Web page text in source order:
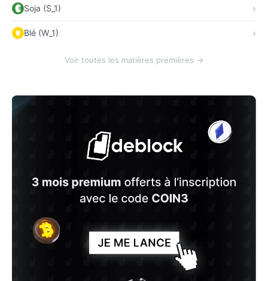
Soja (S_1)
Blé (W_1)
Voir toutes les matières premières →